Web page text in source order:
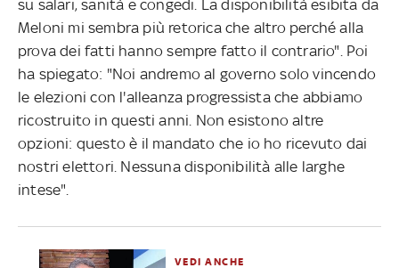
su salari, sanità e congedi. La disponibilità esibita da
Meloni mi sembra più retorica che altro perché alla
prova dei fatti hanno sempre fatto il contrario". Poi
ha spiegato: "Noi andremo al governo solo vincendo
le elezioni con l'alleanza progressista che abbiamo
ricostruito in questi anni. Non esistono altre
opzioni: questo è il mandato che io ho ricevuto dai
nostri elettori. Nessuna disponibilità alle larghe
intese".
VEDI ANCHE